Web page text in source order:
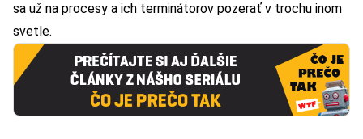
sa už na procesy a ich terminátorov pozerať v trochu inom
svetle.